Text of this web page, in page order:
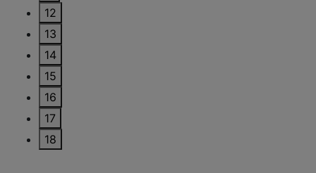
12
13
14
15
16
17
18